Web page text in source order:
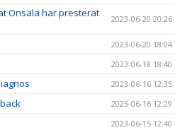
Onsala har presterat
2023-06-20 20:26
2023-06-20 18:04
2023-06-18 18:40
2023-06-16 12:35
2023-06-16 12:29
2023-06-15 12:40